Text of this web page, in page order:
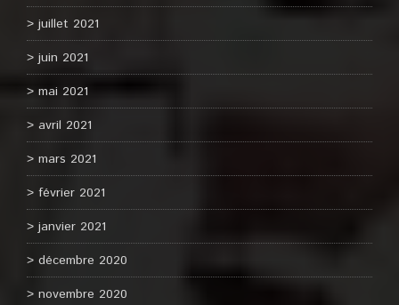
juillet 2021
juin 2021
mai 2021
avril 2021
mars 2021
février 2021
janvier 2021
décembre 2020
novembre 2020